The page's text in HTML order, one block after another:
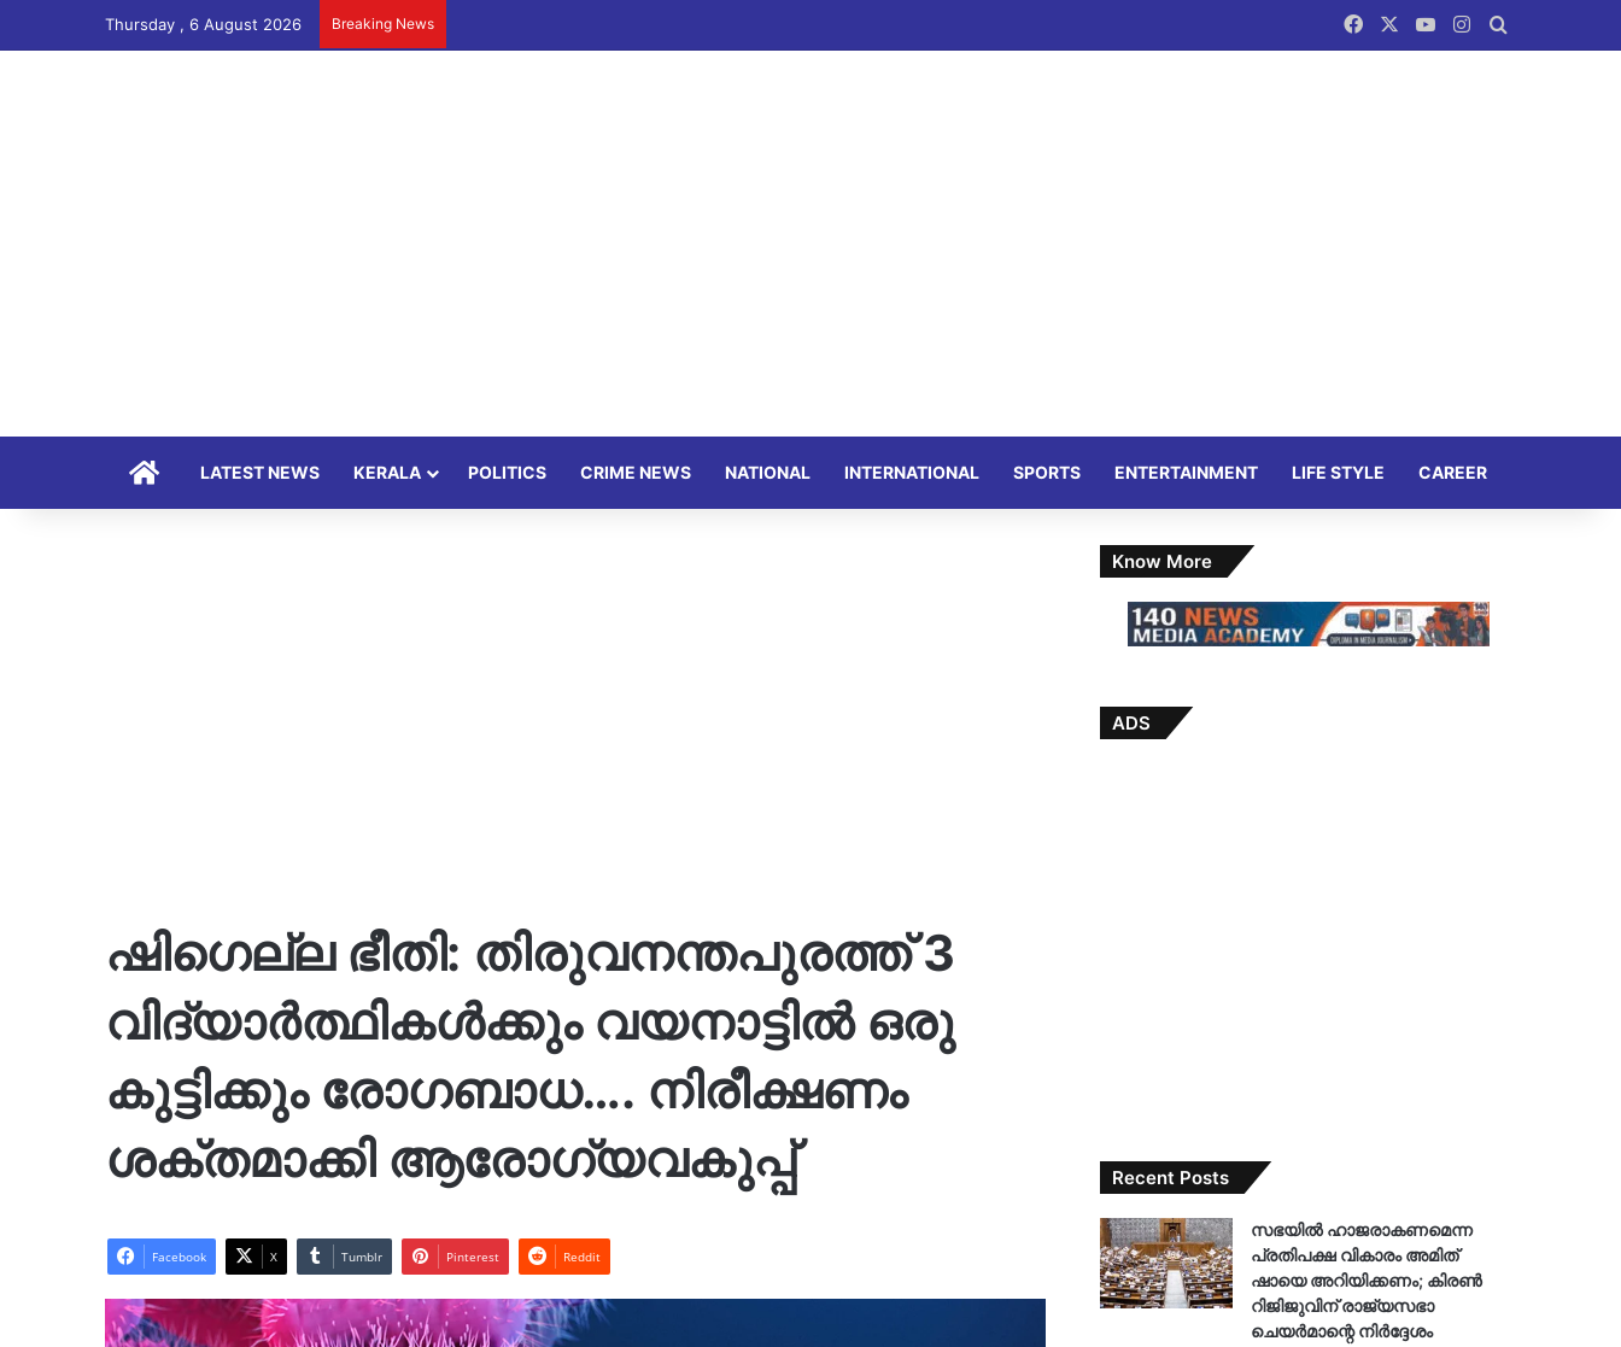
Thursday , 6 August 2026 Breaking News FacebookYouTubeInstagram
HomeLATEST NEWS KERALA POLITICS CRIME NEWS NATIONAL INTERNATIONAL SPORTS ENTERTAINMENT LIFE STYLE CAREER
ഷിഗെല്ല ഭീതി: തിരുവനന്തപുരത്ത് 3
വിദ്യാർത്ഥികൾക്കും വയനാട്ടിൽ ഒരു
കുട്ടിക്കും രോഗബാധ…. നിരീക്ഷണം
ശക്തമാക്കി ആരോഗ്യവകുപ്പ്
Facebook X Tumblr Pinterest Reddit
Know More
ADS
Recent Posts
സഭയിൽ ഹാജരാകണമെന്ന
പ്രതിപക്ഷ വികാരം അമിത്
ഷായെ അറിയിക്കണം; കിരൺ
റിജിജുവിന് രാജ്യസഭാ
ചെയർമാന്റെ നിർദ്ദേശം